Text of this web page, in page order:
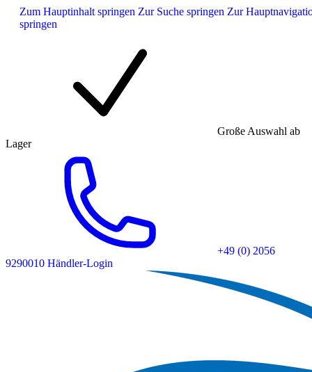
Zum Hauptinhalt springen Zur Suche springen Zur
springen
Große Auswahl ab
Lager
+49 (0) 2056
9290010 Händler-Login